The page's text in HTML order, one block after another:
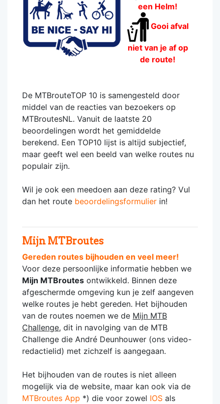
een Helm!
Gooi afval
niet van je af op
de route!
De MTBrouteTOP 10 is samengesteld door
middel van de reacties van bezoekers op
MTBroutesNL. Vanuit de laatste 20
beoordelingen wordt het gemiddelde
berekend. Een TOP10 lijst is altijd subjectief,
maar geeft wel een beeld van welke routes nu
populair zijn.
Wil je ook een meedoen aan deze rating? Vul
dan het route beoordelingsformulier in!
Mijn MTBroutes
Gereden routes bijhouden en veel meer!
Voor deze persoonlijke informatie hebben we
Mijn MTBroutes ontwikkeld. Binnen deze
afgeschermde omgeving kun je zelf aangeven
welke routes je hebt gereden. Het bijhouden
van de routes noemen we de Mijn MTB
Challenge, dit in navolging van de MTB
Challenge die André Deunhouwer (ons video-
redactielid) met zichzelf is aangegaan.
Het bijhouden van de routes is niet alleen
mogelijk via de website, maar kan ook via de
MTBroutes App *) die voor zowel IOS als